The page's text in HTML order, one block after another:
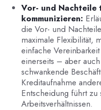
Vor- und Nachteile
kommunizieren:
die Vor- und
maximale Flexibilität,
einfache
einerseits – aber
schwankende
Kreditaufnahme
Entscheidung führt zu
Arbeitsverhältnissen.